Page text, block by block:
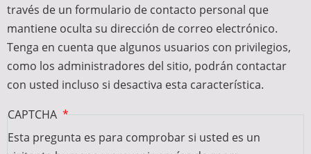
través de un formulario de contacto personal que
mantiene oculta su dirección de correo electrónico.
Tenga en cuenta que algunos usuarios con privilegios,
como los administradores del sitio, podrán contactar
con usted incluso si desactiva esta característica.
CAPTCHA
Esta pregunta es para comprobar si usted es un